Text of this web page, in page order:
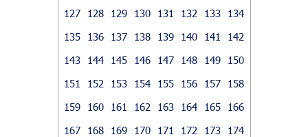
127
128 129 130 131 132 133
134
135
136 137 138 139 140 141
142
143
144 145 146 147 148 149
150
151
152 153 154 155 156 157
158
159
160 161 162 163 164 165
166
167
168 169 170 171 172 173
174